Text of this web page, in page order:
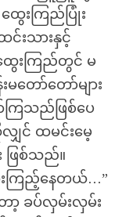
ထွေးကြည်ပြုံး
းသားနှင့်
ထွေးကြည်တွင် မ
တော်တော်များ
ကြသည်ဖြစ်ပေ
င် ထမင်းမေ့
ဖြစ်သည်။
းကြည့်နေတယ်…”
ာ့ ခပ်လှမ်းလှမ်း